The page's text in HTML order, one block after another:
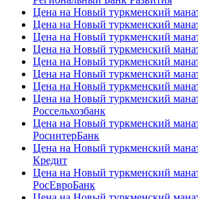
Цена на Новый туркменский
Цена на Новый туркменский
Цена на Новый туркменский
Цена на Новый туркменский
Цена на Новый туркменский
Цена на Новый туркменский
Цена на Новый туркменский
Цена на Новый туркменский
Россельхозбанк
Цена на Новый туркменский
РосинтерБанк
Цена на Новый туркменский
Кредит
Цена на Новый туркменский
РосЕвроБанк